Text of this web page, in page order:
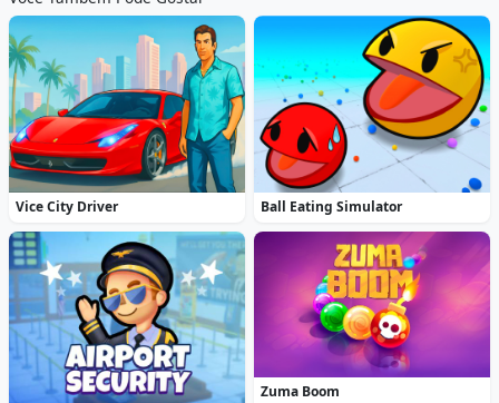
Vice City Driver Ball Eating Simulator
Zuma Boom